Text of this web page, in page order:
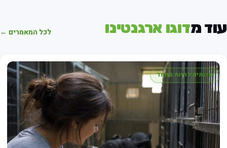
מדוגו ארגנטינו לכל המאמרים ←
שרותים לחיות מחמד